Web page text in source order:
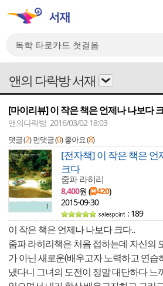
앤의 다락방 서재
[마이리뷰] 이 작은 책은 언제나 나보다
앤의다락방 2016/03/02 18:03
댓글 (2) 먼댓글 (0) 좋아요 (8)
[전자책] 이 작은 책은 언
크다
줌파 라히리
8,400원 ( 420)
2015-09-30
: 189
이 작은 책은 언제나 나보다 크다..
줌파 라히리책은 처음 접하는데 자신의
가 아닌 새로운(배우고자 노력하고 연습
냈다니 그녀의 도전이 정말 대단하다 느